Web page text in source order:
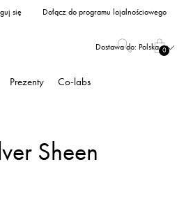
się Dołącz do programu lojalnościowego
Dostawa do: Polska 0
Prezenty Co-labs
Sheen